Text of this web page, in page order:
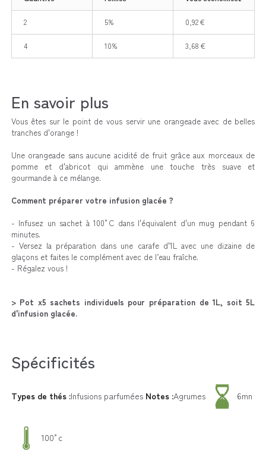
2 5% 0,92 €
4 10% 3,68 €
En savoir plus
Vous êtes sur le point de vous servir une orangeade avec de belles
tranches d'orange !
Une orangeade sans aucune acidité de fruit grâce aux morceaux de
pomme et d'abricot qui ammène une touche très suave et
gourmande à ce mélange.
Comment préparer votre infusion glacée ?
- Infusez un sachet à 100°C dans l'équivalent d'un mug pendant 6
minutes.
- Versez la préparation dans une carafe d'1L avec une dizaine de
glaçons et faites le complément avec de l’eau fraîche.
- Régalez vous !
> Pot x5 sachets individuels pour préparation de 1L, soit 5L
d'infusion glacée.
Spécificités
Types de thés :Infusions parfumées Notes :Agrumes 6mn
100°c